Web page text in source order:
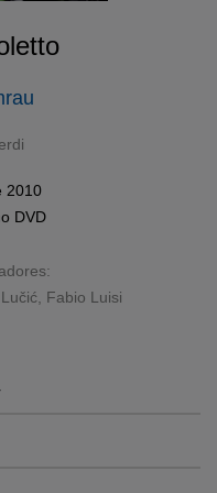
2010
DVD
, Fabio Luisi